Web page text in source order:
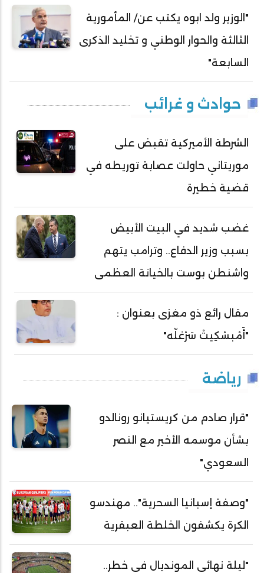
"الوزير ولد ابوه يكتب عن/ المأمورية
الثالثة والحوار الوطني و تخليد الذكرى
السابعة"
حوادث و غرائب
الشرطة الأميركية تقبض على
موريتاني حاولت عصابة توريطه في
قضية خطيرة
غضب شديد في البيت الأبيض
بسبب وزير الدفاع.. وترامب يتهم
واشنطن بوست بالخيانة العظمى
مقال رائع ذو مغزى بعنوان :
"أَمْبسْكِيتْ سَرْغلّه"
رياضة
"قرار صادم من كريستيانو رونالدو
بشأن موسمه الأخير مع النصر
السعودي"
"وصفة إسبانيا السحرية".. مهندسو
الكرة يكشفون الخلطة العبقرية
"ليلة نهائي المونديال في خطر..